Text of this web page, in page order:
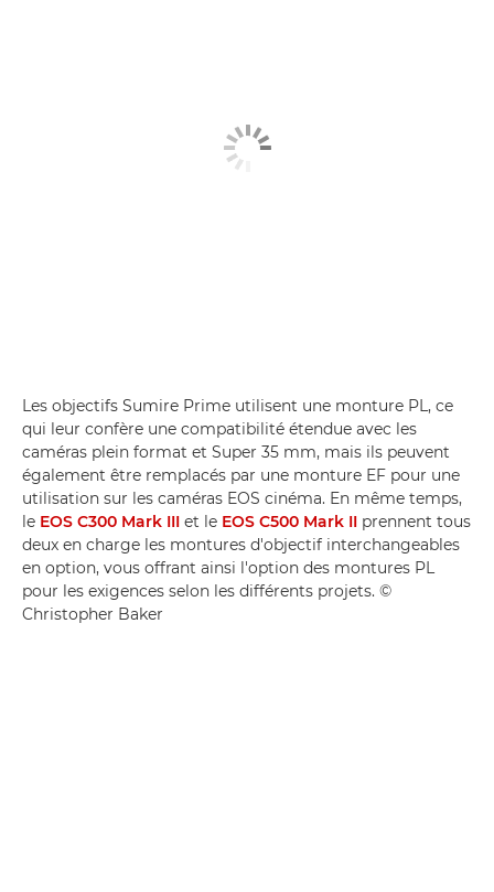
Les objectifs Sumire Prime utilisent une monture PL, ce
qui leur confère une compatibilité étendue avec les
caméras plein format et Super 35 mm, mais ils peuvent
également être remplacés par une monture EF pour une
utilisation sur les caméras EOS cinéma. En même temps,
le EOS C300 Mark III et le EOS C500 Mark II prennent tous
deux en charge les montures d'objectif interchangeables
en option, vous offrant ainsi l'option des montures PL
pour les exigences selon les différents projets. ©
Christopher Baker